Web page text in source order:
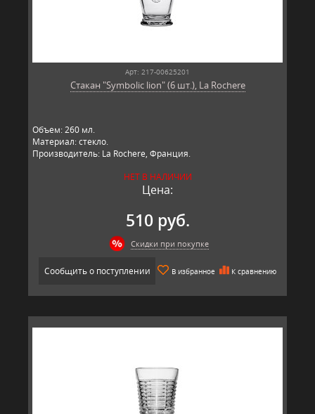
Арт: 217-00625201
Стакан "Symbolic lion" (6 шт.), La Rochere
Объем: 260 мл.
Материал: стекло.
Производитель: La Rochere, Франция.
НЕТ В НАЛИЧИИ
Цена:
510 руб.
Скидки при покупке
Сообщить о поступлении В избранное К сравнению